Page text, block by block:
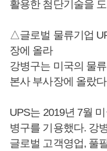
활용한 첨단기술을
△글로벌 물류기업
장에 올라
강병구는 미국의 물
본사 부사장에 올랐
UPS는 2019년 7월
병구를 기용했다. 강
글로벌 고객영업, 풀